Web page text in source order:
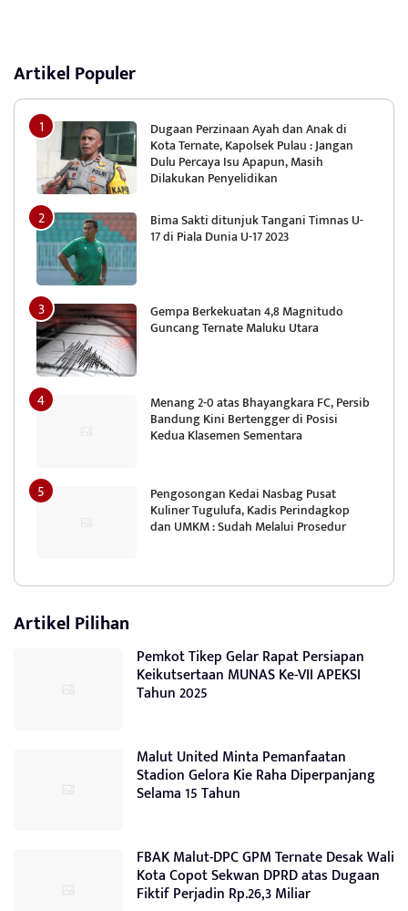
Artikel Populer
Dugaan Perzinaan Ayah dan Anak di
Kota Ternate, Kapolsek Pulau : Jangan
Dulu Percaya Isu Apapun, Masih
Dilakukan Penyelidikan
Bima Sakti ditunjuk Tangani Timnas U-
17 di Piala Dunia U-17 2023
Gempa Berkekuatan 4,8 Magnitudo
Guncang Ternate Maluku Utara
Menang 2-0 atas Bhayangkara FC, Persib
Bandung Kini Bertengger di Posisi
Kedua Klasemen Sementara
Pengosongan Kedai Nasbag Pusat
Kuliner Tugulufa, Kadis Perindagkop
dan UMKM : Sudah Melalui Prosedur
Artikel Pilihan
Pemkot Tikep Gelar Rapat Persiapan
Keikutsertaan MUNAS Ke-VII APEKSI
Tahun 2025
Malut United Minta Pemanfaatan
Stadion Gelora Kie Raha Diperpanjang
Selama 15 Tahun
FBAK Malut-DPC GPM Ternate Desak Wali
Kota Copot Sekwan DPRD atas Dugaan
Fiktif Perjadin Rp.26,3 Miliar